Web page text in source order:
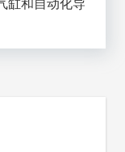
缸和自动化导